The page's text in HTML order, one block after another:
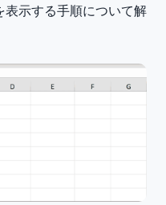
示する手順について解